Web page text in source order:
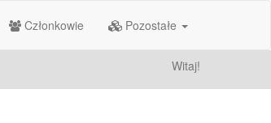
Członkowie Pozostałe
Witaj!